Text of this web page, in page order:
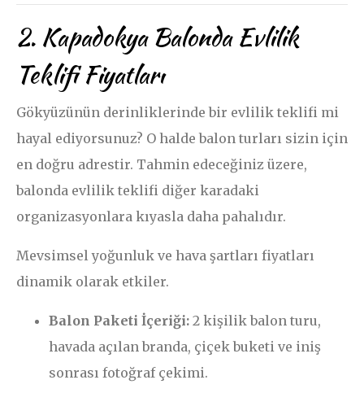
2. Kapadokya Balonda Evlilik
Teklifi Fiyatları
Gökyüzünün derinliklerinde bir evlilik teklifi mi
hayal ediyorsunuz? O halde balon turları sizin için
en doğru adrestir. Tahmin edeceğiniz üzere,
balonda evlilik teklifi diğer karadaki
organizasyonlara kıyasla daha pahalıdır.
Mevsimsel yoğunluk ve hava şartları fiyatları
dinamik olarak etkiler.
Balon Paketi İçeriği: 2 kişilik balon turu,
havada açılan branda, çiçek buketi ve iniş
sonrası fotoğraf çekimi.